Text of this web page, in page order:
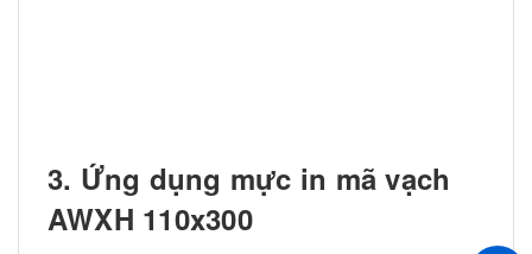
3. Ứng dụng mực in mã vạch
AWXH 110x300